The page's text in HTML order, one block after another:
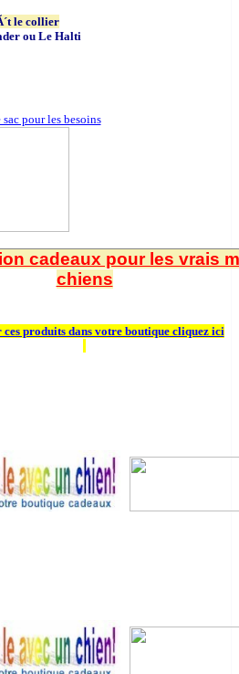
le collier
ou Le Halti
pour les besoins
cadeaux pour les vrais
chiens
produits dans votre boutique cliquez ici